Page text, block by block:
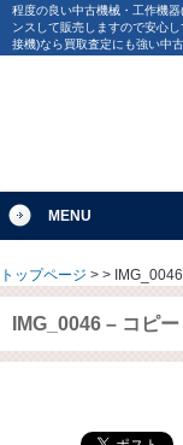
程度の良い中古機械・工作機
ンスして販売しますので安心
接機)なら買取査定にも強い中
MENU
トップページ > >
IMG_0046 – コピ